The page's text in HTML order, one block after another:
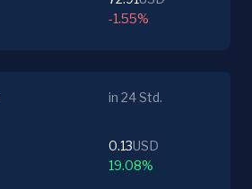
-1.55%
in 24 Std.
0.13USD
19.08%